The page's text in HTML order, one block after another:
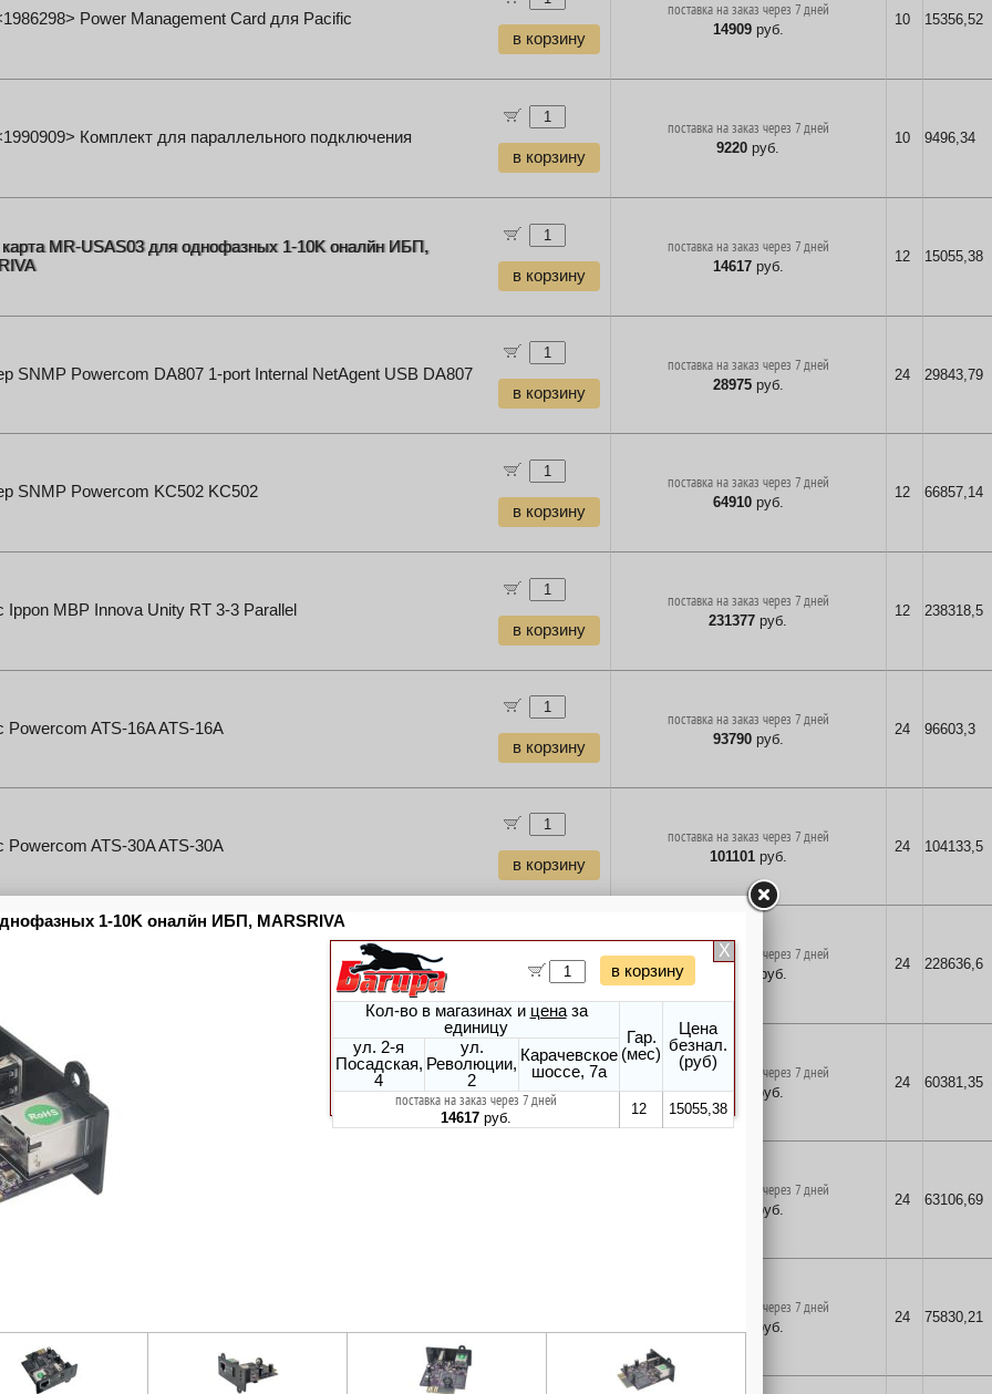
Power Management Card для Pacific
в корзину
поставка на заказ через 7 дней
14909руб.
10 15356,52
Комплект для параллельного подключения
в корзину
поставка на заказ через 7 дней
9220 руб.
10 9496,34
MR-USAS03 для однофазных 1-10K оналйн ИБП,
в корзину
поставка на заказ через 7 дней
14617руб.
12 15055,38
SNMP Powercom DA807 1-port Internal NetAgent USB DA807
в корзину
поставка на заказ через 7 дней
28975руб.
24 29843,79
SNMP Powercom KC502 KC502
в корзину
поставка на заказ через 7 дней
64910руб.
12 66857,14
Ippon MBP Innova Unity RT 3-3 Parallel
в корзину
поставка на заказ через 7 дней
231377 руб.
12 238318,5
Powercom ATS-16A ATS-16A
в корзину
поставка на заказ через 7 дней
93790руб.
24 96603,3
Powercom ATS-30A ATS-30A
в корзину
поставка на заказ через 7 дней
101101руб.
24 104133,5
в корзину
поставка на заказ через 7 дней
руб.
24 228636,6
Powercom MTS-10A MTS-10A
в корзину
поставка на заказ через 7 дней
58623 руб.
24 60381,35
Powercom MTS-16A MTS-16A
поставка на заказ через 7 дней
руб.
24 63106,69
в корзину
поставка на заказ через 7 дней
руб.
24 75830,21